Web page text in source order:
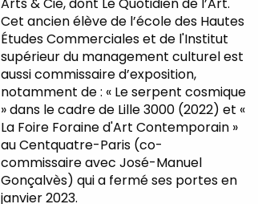
Arts & Cie, dont Le Quotidien de l’Art.
Cet ancien élève de l’école des Hautes
Études Commerciales et de l'Institut
supérieur du management culturel est
aussi commissaire d’exposition,
notamment de : « Le serpent cosmique
» dans le cadre de Lille 3000 (2022) et «
La Foire Foraine d'Art Contemporain »
au Centquatre-Paris (co-
commissaire avec José-Manuel
Gonçalvès) qui a fermé ses portes en
janvier 2023.